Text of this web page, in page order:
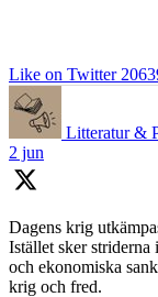
Like on Twitter
Litteratur &
2 jun
Dagens krig
Istället sker
och ekonomiska
krig och fred.